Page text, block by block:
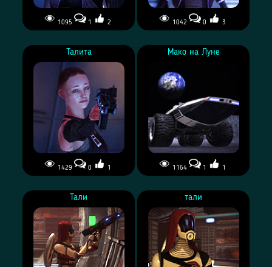
1095 1 2 1042 0 3
Талита
1429 0 1
Мако на Луне
1164 1 1
Тали тали